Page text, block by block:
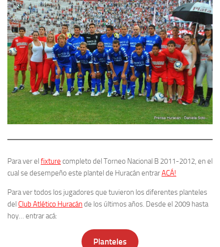
Para ver el fixture completo del Torneo Nacional B 2011-2012, en el
cual se desempeño este plantel de Huracán entrarACÁ!
Para ver todos los jugadores que tuvieron los diferentes planteles
del Club Atlético Huracán de los últimos años. Desde el 2009 hasta
hoy… entrar acá:
Planteles